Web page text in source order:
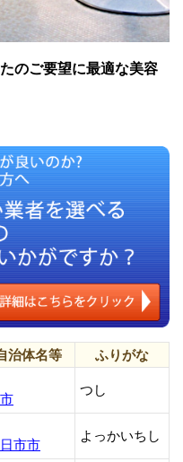
のご要望に最適な美容
治体名等
ふりがな
つし
市市
よっかいちし